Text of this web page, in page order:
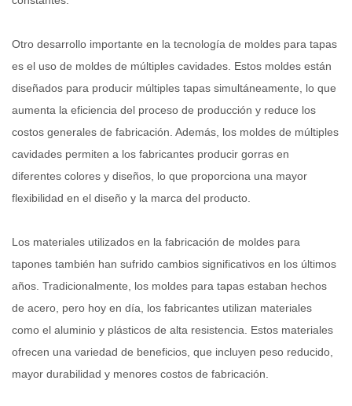
Otro desarrollo importante en la tecnología de moldes para tapas
es el uso de moldes de múltiples cavidades. Estos moldes están
diseñados para producir múltiples tapas simultáneamente, lo que
aumenta la eficiencia del proceso de producción y reduce los
costos generales de fabricación. Además, los moldes de múltiples
cavidades permiten a los fabricantes producir gorras en
diferentes colores y diseños, lo que proporciona una mayor
flexibilidad en el diseño y la marca del producto.
Los materiales utilizados en la fabricación de moldes para
tapones también han sufrido cambios significativos en los últimos
años. Tradicionalmente, los moldes para tapas estaban hechos
de acero, pero hoy en día, los fabricantes utilizan materiales
como el aluminio y plásticos de alta resistencia. Estos materiales
ofrecen una variedad de beneficios, que incluyen peso reducido,
mayor durabilidad y menores costos de fabricación.